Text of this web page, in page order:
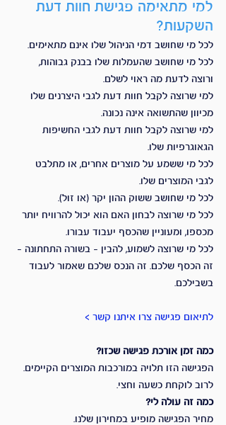
למי מתאימה פגישת חוות דעת
השקעות?
לכל מי שחושב דמי הניהול שלו אינם מתאימים.
לכל מי שחושב שהעמלות שלו בבנק גבוהות,
ורוצה לדעת מה ראוי לשלם.
למי שרוצה לקבל חוות דעת לגבי היצרנים שלו
מכיוון שהתשואה אינה נכונה.
למי שרוצה לקבל חוות דעת לגבי החשיפות
הגאוגרפיות שלו.
לכל מי ששמע על מוצרים אחרים, או מתלבט
לגבי המוצרים שלו.
לכל מי שחושב ששוק ההון יקר (או זול).
לכל מי שרוצה לבחון האם הוא יכול להרוויח יותר
מכספו, ומעוניין שהכסף יעבוד עבורו.
לכל מי שרוצה לשמוע, להבין – בשורה התחתונה –
זה הכסף שלכם. זה הנכס שלכם שאמור לעבוד
בשבילכם.
לתיאום פגישה צרו איתנו קשר >
כמה זמן אורכת פגישה שכזו?
הפגישה הזו תלויה במורכבות המוצרים הקיימים.
לרוב לוקחת כשעה וחצי.
כמה זה עולה לי?
מחיר הפגישה מופיע במחירון שלנו.